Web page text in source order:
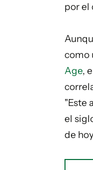
por el
como
Age,
"Este
el
de